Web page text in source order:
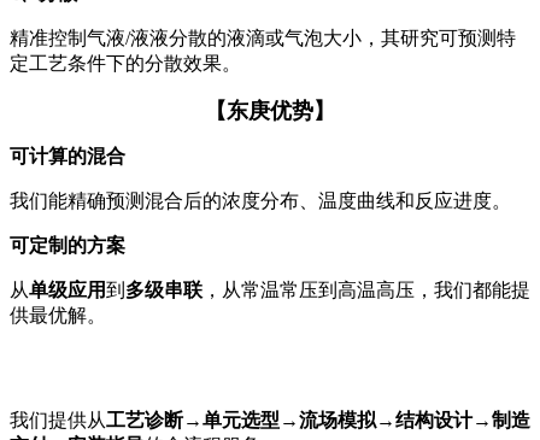
精准控制气液/液液分散的液滴或气泡大小，其研究可预测特
定工艺条件下的分散效果。
【东庚优势】
可计算的混合
我们能精确预测混合后的浓度分布、温度曲线和反应进度。
可定制的方案
从单级应用到 多级串联 ，从常温常压到高温高压，我们都能提
供最优解。
我们提供从工艺诊断→单元选型→流场模拟→结构设计→制造